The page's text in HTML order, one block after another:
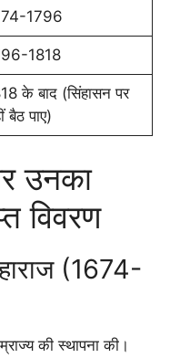
1796
1818
के बाद (सिंहासन पर
बैठ पाए)
उनका
विवरण
(1674-
की स्थापना की।